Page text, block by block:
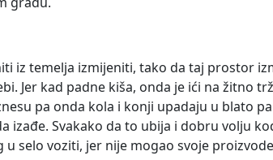
iz temelja izmijeniti, tako da taj prostor
Jer kad padne kiša, onda je ići na žitno
pa onda kola i konji upadaju u blato
izađe. Svakako da to ubija i dobru volju
selo voziti, jer nije mogao svoje